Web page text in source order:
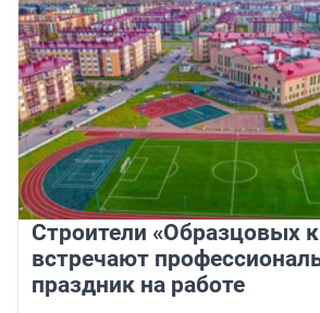
Строители «Образцовых
встречают
праздник на работе